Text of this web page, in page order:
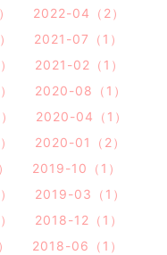
2022-04（2）
2021-07（1）
2021-02（1）
2020-08（1）
2020-04（1）
2020-01（2）
2019-10（1）
2019-03（1）
2018-12（1）
2018-06（1）